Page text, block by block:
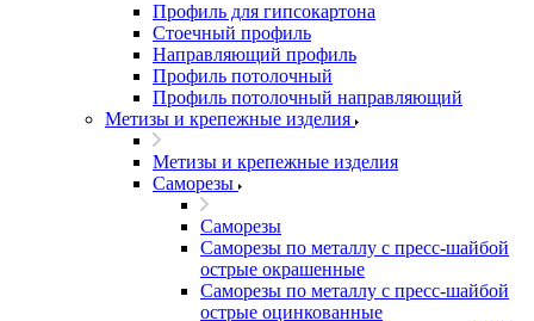
Профиль для гипсокартона
Стоечный профиль
Направляющий профиль
Профиль потолочный
Профиль потолочный направляющий
Метизы и крепежные изделия
Метизы и крепежные изделия
Саморезы
Саморезы
Саморезы по металлу с пресс-шайбой
острые окрашенные
Саморезы по металлу с пресс-шайбой
острые оцинкованные